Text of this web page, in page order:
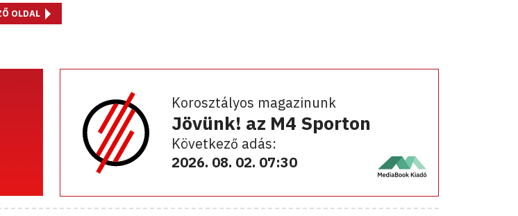
OLDAL
Korosztályos magazinunk
Jövünk! az M4 Sporton
Következő adás:
2026. 08. 02. 07:30